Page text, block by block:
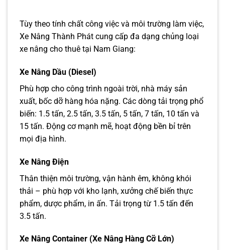
Tùy theo tính chất công việc và môi trường làm việc,
Xe Nâng Thành Phát cung cấp đa dạng chủng loại
xe nâng cho thuê tại Nam Giang:
Xe Nâng Dầu (Diesel)
Phù hợp cho công trình ngoài trời, nhà máy sản
xuất, bốc dỡ hàng hóa nặng. Các dòng tải trọng phổ
biến: 1.5 tấn, 2.5 tấn, 3.5 tấn, 5 tấn, 7 tấn, 10 tấn và
15 tấn. Động cơ mạnh mẽ, hoạt động bền bỉ trên
mọi địa hình.
Xe Nâng Điện
Thân thiện môi trường, vận hành êm, không khói
thải – phù hợp với kho lạnh, xưởng chế biến thực
phẩm, dược phẩm, in ấn. Tải trọng từ 1.5 tấn đến
3.5 tấn.
Xe Nâng Container (Xe Nâng Hàng Cỡ Lớn)